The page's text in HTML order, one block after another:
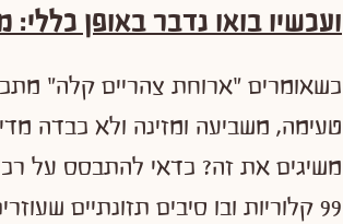
ועכשיו בואו נדבר באופן
כשאומרים "ארוחת צהריים קלה"
טעימה, משביעה ומזינה ולא כבדה
משיגים את זה? כדאי להתבסס על
99 קלוריות ובו סיבים תזונתיים